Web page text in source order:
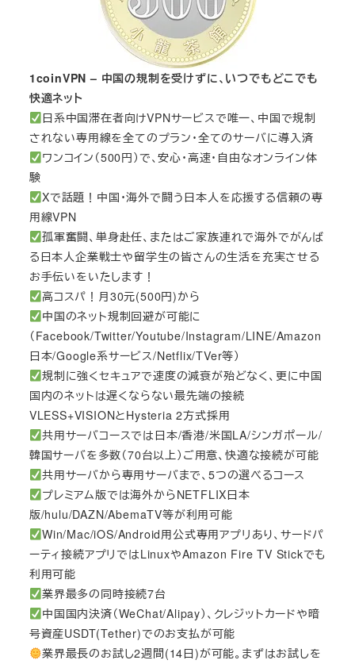
1coinVPN – 中国の規制を受けずに、いつでもどこでも
快適ネット
日系中国滞在者向けVPNサービスで唯一、中国で規制
されない専用線を全てのプラン・全てのサーバに導入済
ワンコイン（500円）で、安心・高速・自由なオンライン体
験
Xで話題！中国・海外で闘う日本人を応援する信頼の専
用線VPN
孤軍奮闘、単身赴任、またはご家族連れで海外でがんば
る日本人企業戦士や留学生の皆さんの生活を充実させる
お手伝いをいたします！
高コスパ！月30元(500円)から
中国のネット規制回避が可能に
（Facebook/Twitter/Youtube/Instagram/LINE/Amazon
日本/Google系サービス/Netflix/TVer等）
規制に強くセキュアで速度の減衰が殆どなく、更に中国
国内のネットは遅くならない最先端の接続
VLESS+VISIONとHysteria 2方式採用
共用サーバコースでは日本/香港/米国LA/シンガポール/
韓国サーバを多数（70台以上）ご用意、快適な接続が可能
共用サーバから専用サーバまで、5つの選べるコース
プレミアム版では海外からNETFLIX日本
版/hulu/DAZN/AbemaTV等が利用可能
Win/Mac/iOS/Android用公式専用アプリあり、サードパ
ーティ接続アプリではLinuxやAmazon Fire TV Stickでも
利用可能
業界最多の同時接続7台
中国国内決済（WeChat/Alipay）、クレジットカードや暗
号資産USDT(Tether)でのお支払が可能
業界最長のお試し2週間(14日)が可能。まずはお試しを